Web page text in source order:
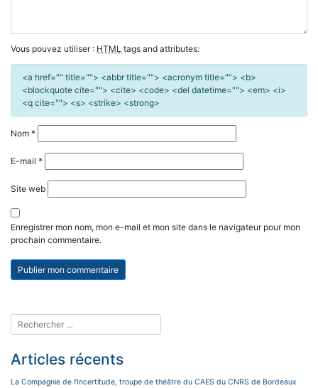
Vous pouvez utiliser : HTML tags and attributes:
<a href="" title=""> <abbr title=""> <acronym title=""> <b>
<blockquote cite=""> <cite> <code> <del datetime=""> <em> <i>
<q cite=""> <s> <strike> <strong>
Nom *
E-mail *
Site web
Enregistrer mon nom, mon e-mail et mon site dans le navigateur pour mon
prochain commentaire.
Articles récents
La Compagnie de l’Incertitude, troupe de théâtre du CAES du CNRS de Bordeaux